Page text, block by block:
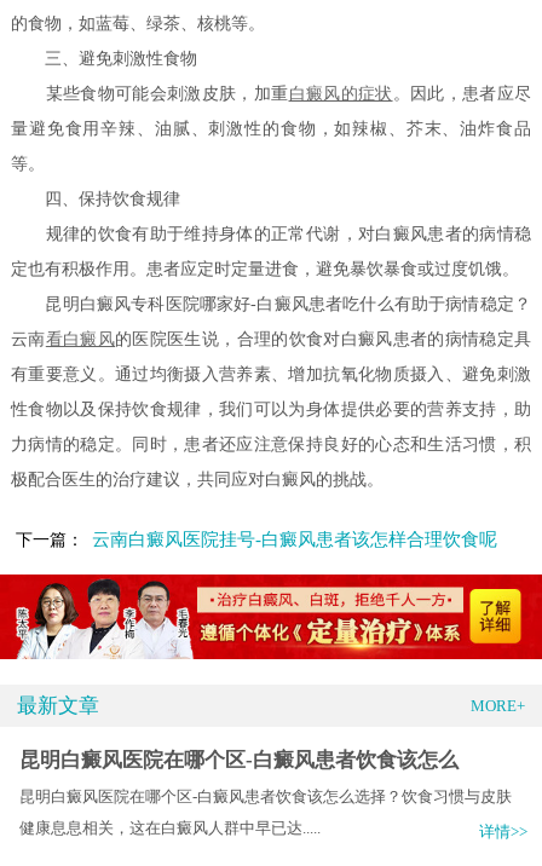
的食物，如蓝莓、绿茶、核桃等。
三、避免刺激性食物
某些食物可能会刺激皮肤，加重白癜风的症状 。因此，患者应尽
量避免食用辛辣、油腻、刺激性的食物，如辣椒、芥末、油炸食品
等。
四、保持饮食规律
规律的饮食有助于维持身体的正常代谢，对白癜风患者的病情稳
定也有积极作用。患者应定时定量进食，避免暴饮暴食或过度饥饿。
昆明白癜风专科医院哪家好-白癜风患者吃什么有助于病情稳定？
云南看白癜风的医院医生说，合理的饮食对白癜风患者的病情稳定具
有重要意义。通过均衡摄入营养素、增加抗氧化物质摄入、避免刺激
性食物以及保持饮食规律，我们可以为身体提供必要的营养支持，助
力病情的稳定。同时，患者还应注意保持良好的心态和生活习惯，积
极配合医生的治疗建议，共同应对白癜风的挑战。
下一篇： 云南白癜风医院挂号-白癜风患者该怎样合理饮食呢
最新文章 MORE+
昆明白癜风医院在哪个区-白癜风患者饮食该怎么
昆明白癜风医院在哪个区-白癜风患者饮食该怎么选择？饮食习惯与皮肤
健康息息相关，这在白癜风人群中早已达.....
详情>>